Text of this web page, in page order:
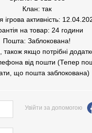
Клан: так
ігрова активність:
на товар: 24 години
Пошта: Заблокована!
також якщо потрібні
від пошти (Тепер
що пошта заблокована)
Увійти за допомогою